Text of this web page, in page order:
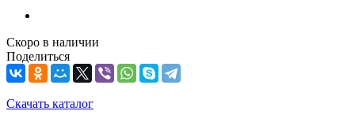
Скоро в наличии
Поделиться
Скачать каталог